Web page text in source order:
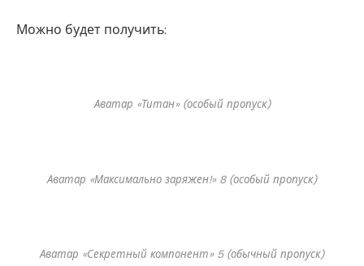
Можно будет получить:
Аватар «Титан» (особый пропуск)
Аватар «Максимально заряжен!» 8 (особый пропуск)
Аватар «Секретный компонент» 5 (обычный пропуск)